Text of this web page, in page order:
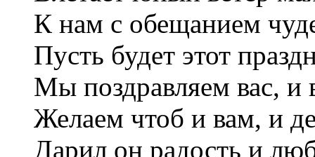
К нам с обещанием
Пусть будет этот
Мы поздравляем вас, и
Желаем чтоб и вам, и
Дарил он радость и